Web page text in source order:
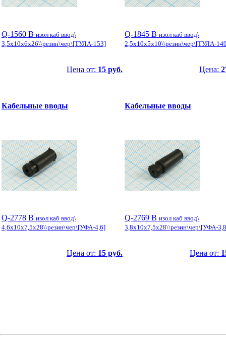
Q-1560 B изол каб ввод\
3,5x10x6x26\\резин\чер\[ТУЛА-153]
Цена от: 15 руб.
Q-1845 B изол каб ввод\
2,5x10x5x10\\резин\чер\[ТУЛА-
Цена:
Кабельные вводы
Q-2778 B изол каб ввод\
4,6x10x7,5x28\\резин\чер\[УФА-4,6]
Цена от: 15 руб.
Кабельные вводы
Q-2769 B изол каб ввод\
3,8x10x7,5x28\\резин\чер\[УФА-
Цена от: